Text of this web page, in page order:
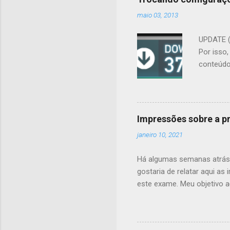
maio 03, 2013
Por
trocar
muito a
. O
Impressões sobre a
janeiro 10, 2021
Há algumas semanas
gostaria de relatar aqui as
este exame. Meu objetivo
várias provas de
alternativa correta, mas